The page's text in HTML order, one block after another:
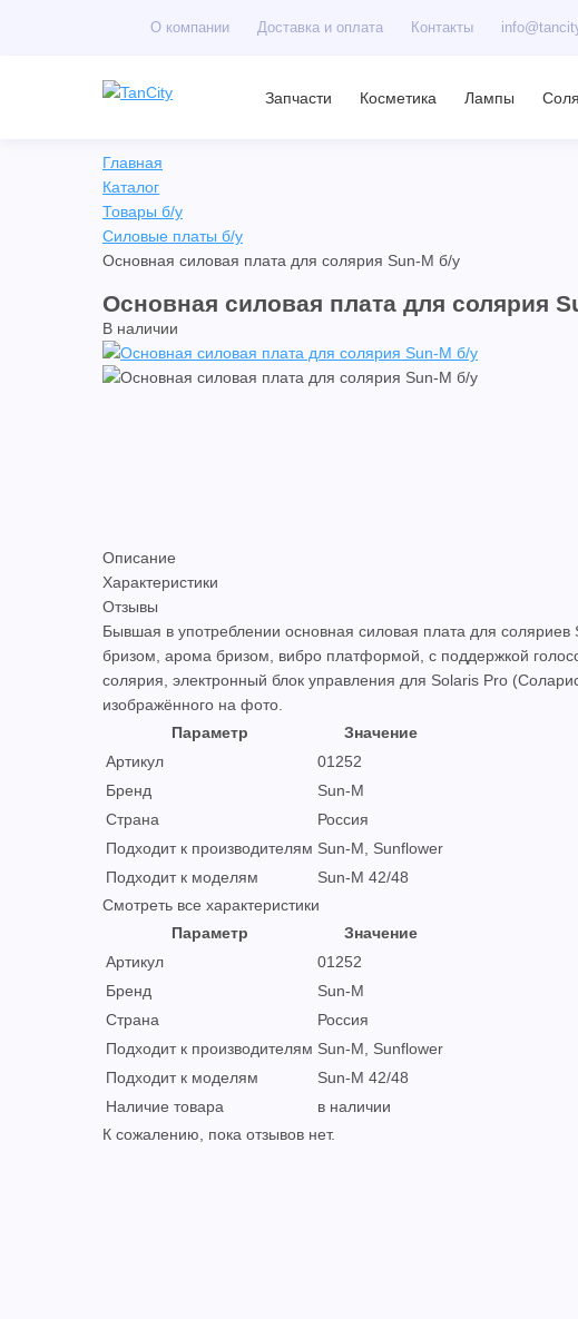
О компании Доставка и оплата Контакты
Запчасти Косметика Лампы
Главная
Каталог
Товары б/у
Силовые платы б/у
Основная силовая плата для солярия Sun-M б/у
Основная силовая плата для солярия
В наличии
Описание
Характеристики
Отзывы
Бывшая в употреблении основная силовая плата для
бризом, арома бризом, вибро платформой, с поддержкой
солярия, электронный блок управления для Solaris Pro
изображённого на фото.
Параметр
Значение
Артикул
01252
Бренд
Sun-M
Страна
Россия
Подходит к производителям Sun-M, Sunflower
Подходит к моделям
Sun-M 42/48
Смотреть все характеристики
Параметр
Значение
Артикул
01252
Бренд
Sun-M
Страна
Россия
Подходит к производителям Sun-M, Sunflower
Подходит к моделям
Sun-M 42/48
Наличие товара
в наличии
К сожалению, пока отзывов нет.